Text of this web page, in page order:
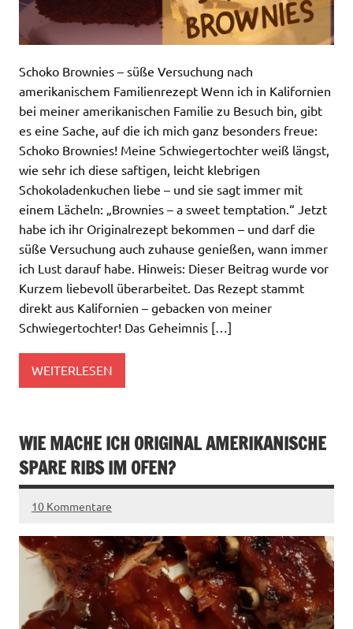
Schoko Brownies – süße Versuchung nach
amerikanischem Familienrezept Wenn ich in Kalifornien
bei meiner amerikanischen Familie zu Besuch bin, gibt
es eine Sache, auf die ich mich ganz besonders freue:
Schoko Brownies! Meine Schwiegertochter weiß längst,
wie sehr ich diese saftigen, leicht klebrigen
Schokoladenkuchen liebe – und sie sagt immer mit
einem Lächeln: „Brownies – a sweet temptation.“ Jetzt
habe ich ihr Originalrezept bekommen – und darf die
süße Versuchung auch zuhause genießen, wann immer
ich Lust darauf habe. Hinweis: Dieser Beitrag wurde vor
Kurzem liebevoll überarbeitet. Das Rezept stammt
direkt aus Kalifornien – gebacken von meiner
Schwiegertochter! Das Geheimnis […]
WEITERLESEN
WIE MACHE ICH ORIGINAL AMERIKANISCHE
SPARE RIBS IM OFEN?
10 Kommentare